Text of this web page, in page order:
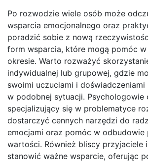
Po rozwodzie wiele osób może
wsparcia emocjonalnego oraz
poradzić sobie z nową
form wsparcia, które mogą pomóc
okresie. Warto rozważyć
indywidualnej lub grupowej, gdzie
swoimi uczuciami i
w podobnej sytuacji. Psychologowie
specjalizujący się w problematyce
dostarczyć cennych narzędzi do
emocjami oraz pomóc w odbudowie
wartości. Również bliscy przyjaciele
stanowić ważne wsparcie, oferując